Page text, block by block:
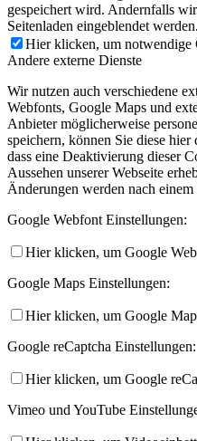
gespeichert wird. Andernfalls
Seitenladen eingeblendet werden.
Hier klicken, um notwendige
Andere externe Dienste
Wir nutzen auch verschiedene
Webfonts, Google Maps und
Anbieter möglicherweise
speichern, können Sie diese
dass eine Deaktivierung dieser
Aussehen unserer Webseite
Änderungen werden nach
Google Webfont Einstellungen:
Hier klicken, um Google
Google Maps Einstellungen:
Hier klicken, um Google
Google reCaptcha Einstellungen:
Hier klicken, um Google
Vimeo und YouTube